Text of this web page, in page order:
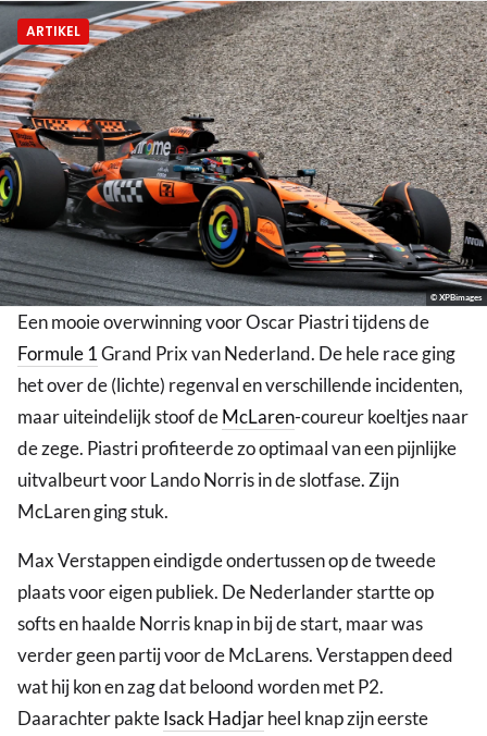
ARTIKEL
© XPBimages
Een mooie overwinning voor Oscar Piastri tijdens de
Formule 1Grand Prix van Nederland. De hele race ging
het over de (lichte) regenval en verschillende incidenten,
maar uiteindelijk stoof deMcLaren-coureur koeltjes naar
de zege. Piastri profiteerde zo optimaal van een pijnlijke
uitvalbeurt voor Lando Norris in de slotfase. Zijn
McLaren ging stuk.
Max Verstappen eindigde ondertussen op de tweede
plaats voor eigen publiek. De Nederlander startte op
softs en haalde Norris knap in bij de start, maar was
verder geen partij voor de McLarens. Verstappen deed
wat hij kon en zag dat beloond worden met P2.
Daarachter pakteIsack Hadjarheel knap zijn eerste